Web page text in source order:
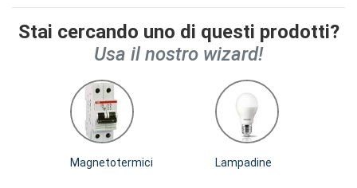
Stai cercando uno di questi prodotti?
Usa il nostro wizard!
Magnetotermici Lampadine